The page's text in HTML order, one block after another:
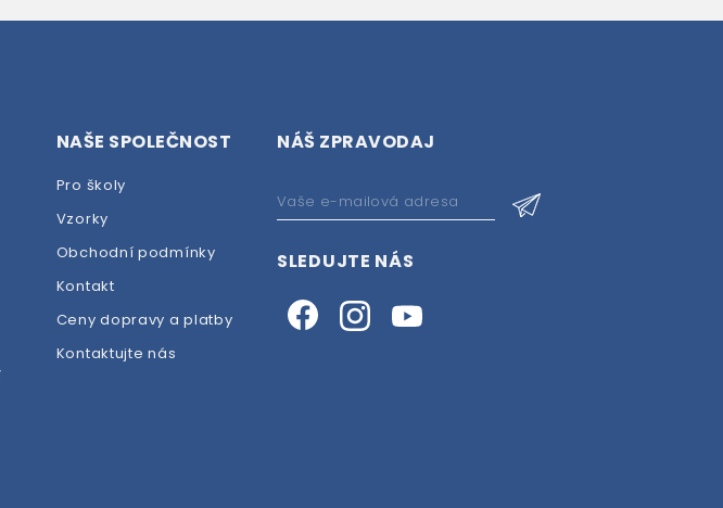
NAŠE SPOLEČNOST
Pro školy
Vzorky
Obchodní podmínky
Kontakt
Ceny dopravy a platby
Kontaktujte nás
NÁŠ ZPRAVODAJ
SLEDUJTE NÁS